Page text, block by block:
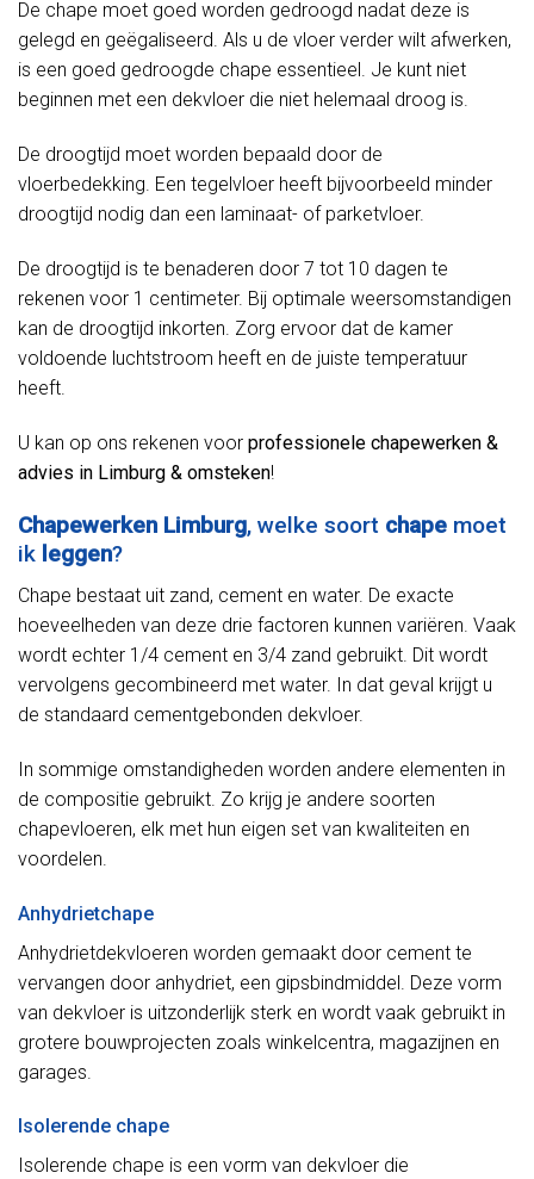
De chape moet goed worden gedroogd nadat deze is
gelegd en geëgaliseerd. Als u de vloer verder wilt afwerken,
is een goed gedroogde chape essentieel. Je kunt niet
beginnen met een dekvloer die niet helemaal droog is.
De droogtijd moet worden bepaald door de
vloerbedekking. Een tegelvloer heeft bijvoorbeeld minder
droogtijd nodig dan een laminaat- of parketvloer.
De droogtijd is te benaderen door 7 tot 10 dagen te
rekenen voor 1 centimeter. Bij optimale weersomstandigen
kan de droogtijd inkorten. Zorg ervoor dat de kamer
voldoende luchtstroom heeft en de juiste temperatuur
heeft.
U kan op ons rekenen voor professionele chapewerken &
advies in Limburg & omsteken!
Chapewerken Limburg, welke soort chape moet
ik leggen?
Chape bestaat uit zand, cement en water. De exacte
hoeveelheden van deze drie factoren kunnen variëren. Vaak
wordt echter 1/4 cement en 3/4 zand gebruikt. Dit wordt
vervolgens gecombineerd met water. In dat geval krijgt u
de standaard cementgebonden dekvloer.
In sommige omstandigheden worden andere elementen in
de compositie gebruikt. Zo krijg je andere soorten
chapevloeren, elk met hun eigen set van kwaliteiten en
voordelen.
Anhydrietchape
Anhydrietdekvloeren worden gemaakt door cement te
vervangen door anhydriet, een gipsbindmiddel. Deze vorm
van dekvloer is uitzonderlijk sterk en wordt vaak gebruikt in
grotere bouwprojecten zoals winkelcentra, magazijnen en
garages.
Isolerende chape
Isolerende chape is een vorm van dekvloer die